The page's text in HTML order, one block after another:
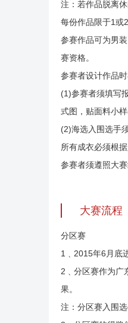
注：若作品脱离
每份作品限于1或
参赛作品可为男
赛资格。
参赛者设计作品
(1)参赛者须填写
式图，贴面料小
(2)海选入围选手
所有成衣必须根
参赛者须遵照大
大赛流程
分区赛
1﹑2015年6月底
2﹑分区赛作为广
果。
注：分区赛入围